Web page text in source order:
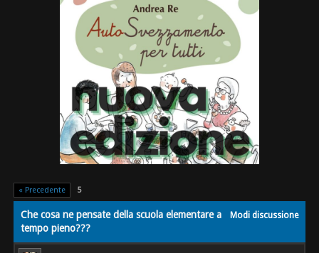
« Precedente 5
Modi discussione
Che cosa ne pensate della scuola elementare a
tempo pieno???